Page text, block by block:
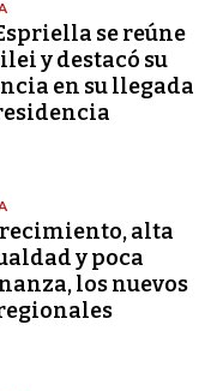
se reúne
y destacó su
en su llegada
alta
y poca
los nuevos